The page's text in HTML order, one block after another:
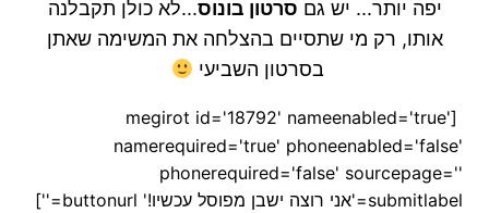
יפה יותר... יש גם סרטון בונוס...לא כולן תקבלנה
אותו, רק מי שתסיים בהצלחה את המשימה שאתן
בסרטון השביעי
[megirot id='18792' nameenabled='true'
namerequired='true' phoneenabled='false'
phonerequired='false' sourcepage=''
submitlabel='אני רוצה ישבן מפוסל עכשיו!' buttonurl='']